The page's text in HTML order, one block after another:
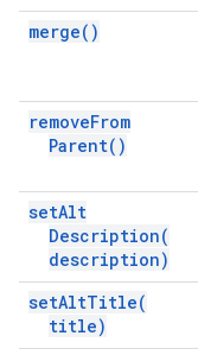
merge( )
removeFrom
Parent( )
setAlt
Description(
description)
setAltTitle(
title)